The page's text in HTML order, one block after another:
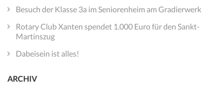
Besuch der Klasse 3a im Seniorenheim am Gradierwerk
Rotary Club Xanten spendet 1.000 Euro für den Sankt-
Martinszug
Dabeisein ist alles!
ARCHIV